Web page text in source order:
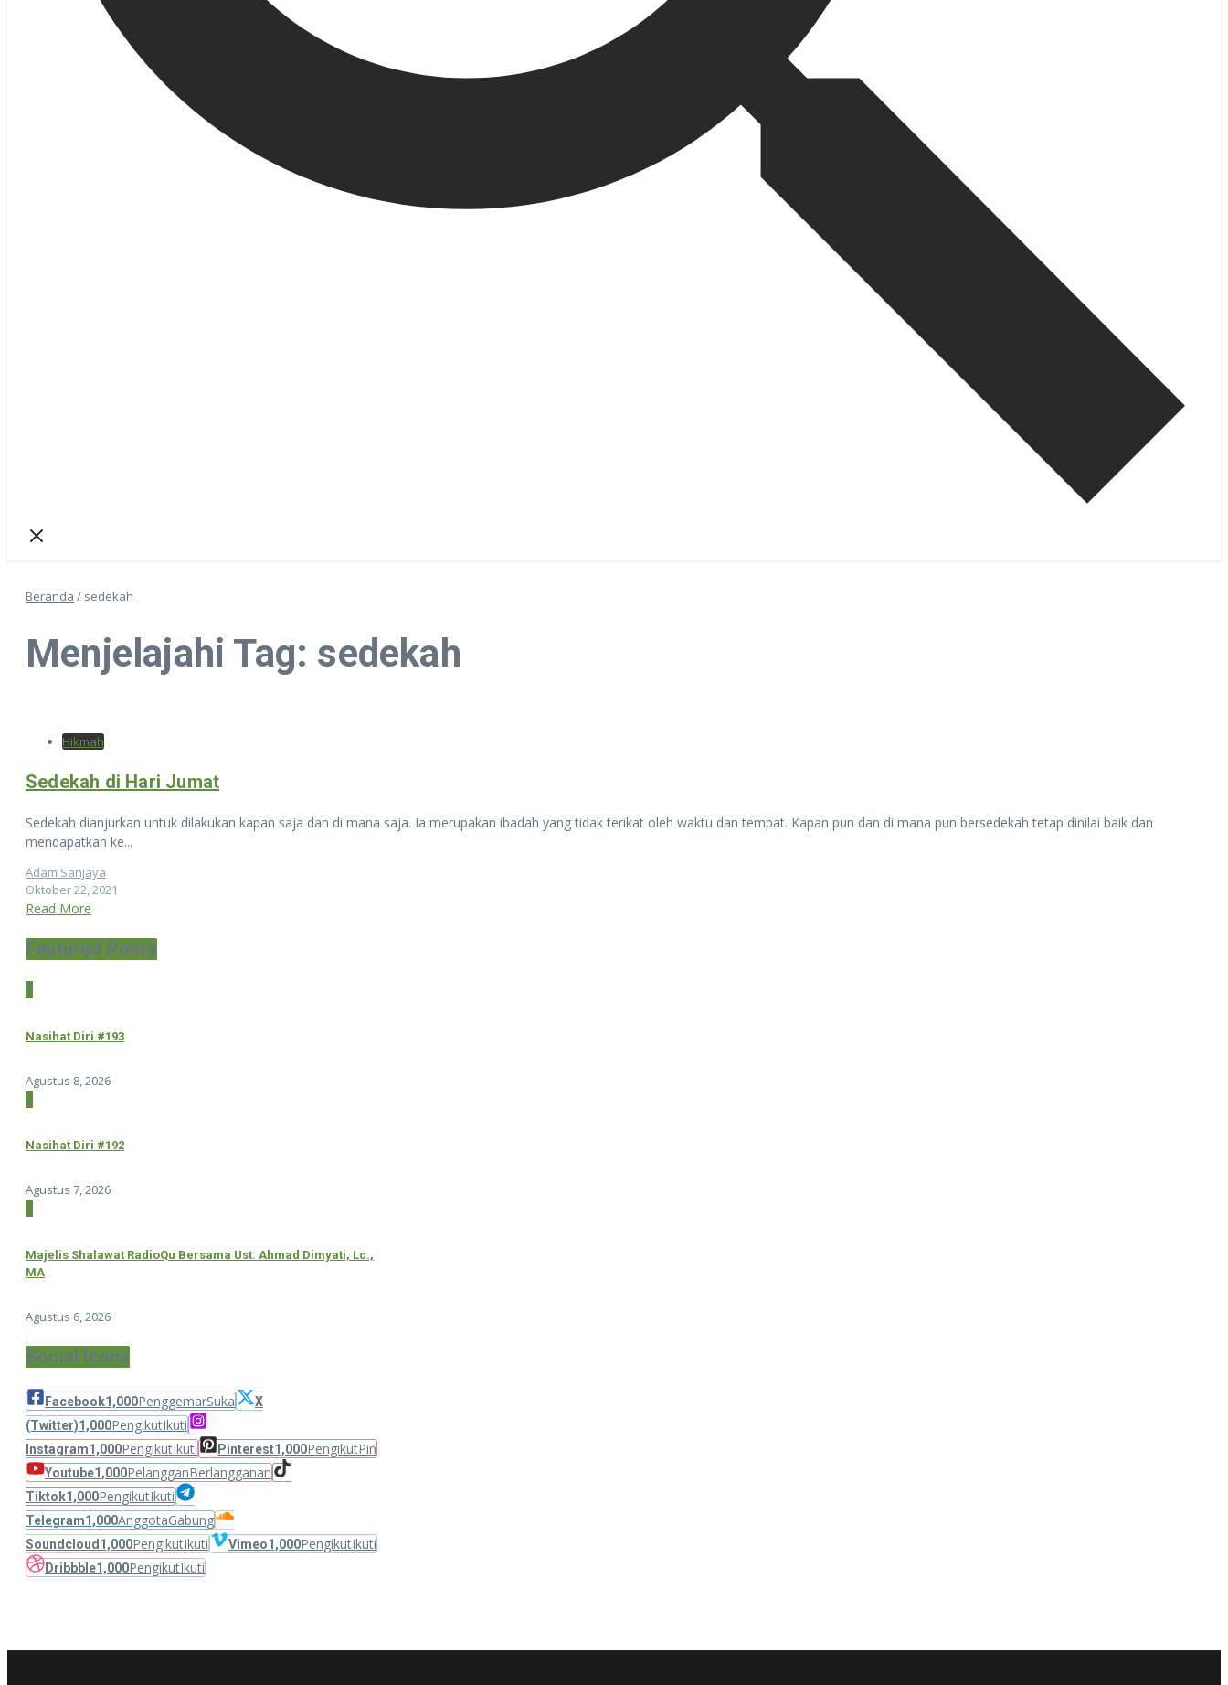
Beranda / sedekah
Menjelajahi Tag: sedekah
Hikmah
Sedekah di Hari Jumat
Sedekah dianjurkan untuk dilakukan kapan saja dan di mana saja. Ia merupakan ibadah yang tidak terikat oleh waktu dan tempat. Kapan pun dan di mana pun bersedekah tetap dinilai baik dan
mendapatkan ke...
Adam Sanjaya
Oktober 22, 2021
Read More
Featured Posts
1
Nasihat Diri #193
Agustus 8, 2026
2
Nasihat Diri #192
Agustus 7, 2026
3
Majelis Shalawat RadioQu Bersama Ust. Ahmad Dimyati, Lc.,
MA
Agustus 6, 2026
Social Icons
Facebook1,000PenggemarSuka
X
(Twitter)1,000PengikutIkuti
Instagram1,000PengikutIkuti Pinterest1,000PengikutPin
Youtube1,000PelangganBerlangganan
Tiktok1,000PengikutIkuti
Telegram1,000AnggotaGabung
Soundcloud 1,000PengikutIkuti Vimeo1,000PengikutIkuti
Dribbble1,000PengikutIkuti